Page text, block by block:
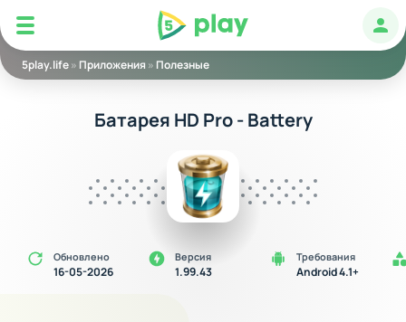
5play
5play.life» Приложения» Полезные
Батарея HD Pro - Battery
Обновлено
16-05-2026
Версия
1.99.43
Требования
Android 4.1+